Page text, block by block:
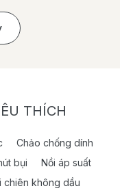
THÍCH
Chảo chống dính
bụi
Nồi áp suất
chiên không dầu